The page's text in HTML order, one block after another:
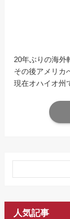
20年ぶりの海外
その後アメリカ
現在オハイオ州
人気記事